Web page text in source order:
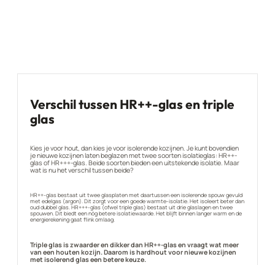
Verschil tussen HR++-glas en triple
glas
Kies je voor hout, dan kies je voor isolerende kozijnen. Je kunt bovendien
je nieuwe kozijnen laten beglazen met twee soorten isolatieglas: HR++-
glas of HR+++-glas. Beide soorten bieden een uitstekende isolatie. Maar
wat is nu het verschil tussen beide?
HR++-glas bestaat uit twee glasplaten met daartussen een isolerende spouw gevuld
met edelgas (argon). Dit zorgt voor een goede warmte-isolatie. Het isoleert beter dan
oud dubbel glas. HR+++-glas (ofwel triple glas) bestaat uit drie glaslagen en twee
spouwen. Dit biedt een nóg betere isolatiewaarde. Het blijft binnen langer warm en de
energierekening gaat flink omlaag.
Triple glas is zwaarder en dikker dan HR++-glas en vraagt wat meer
van een houten kozijn. Daarom is hardhout voor nieuwe kozijnen
met isolerend glas een betere keuze.